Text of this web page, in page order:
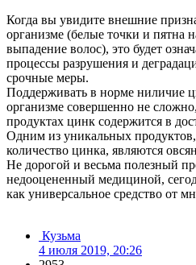
Когда вы увидите внешние
организме (белые точки и пятна
выпадение волос), это будет
процессы разрушения и
срочные меры.
Поддерживать в норме ниличие
организме совершенно не
продуктах цинк содержится в
Одним из уникальных
количество цинка, являются
Не дорогой и весьма полезный
недооцененный медициной,
как универсальное средство от
Кузьма
4 июля 2019, 20:26